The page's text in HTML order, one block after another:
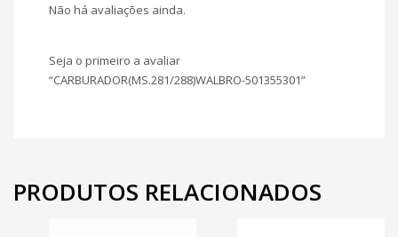
Não há avaliações ainda.
Seja o primeiro a avaliar
“CARBURADOR(MS.281/288)WALBRO-501355301”
PRODUTOS RELACIONADOS